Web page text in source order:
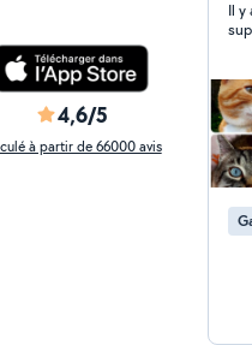
4,6/5
à partir de 66000 avis
la
Il y